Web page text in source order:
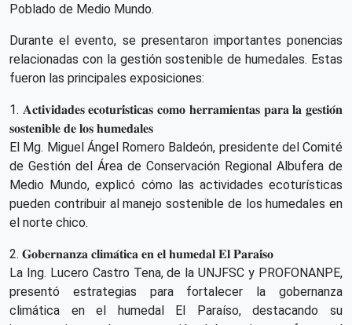
Poblado de Medio Mundo.
Durante el evento, se presentaron importantes ponencias
relacionadas con la gestión sostenible de humedales. Estas
fueron las principales exposiciones:
1. 𝐀𝐜𝐭𝐢𝐯𝐢𝐝𝐚𝐝𝐞𝐬 𝐞𝐜𝐨𝐭𝐮𝐫𝐢́𝐬𝐭𝐢𝐜𝐚𝐬 𝐜𝐨𝐦𝐨 𝐡𝐞𝐫𝐫𝐚𝐦𝐢𝐞𝐧𝐭𝐚𝐬 𝐩𝐚𝐫𝐚 𝐥𝐚 𝐠𝐞𝐬𝐭𝐢𝐨́𝐧
𝐬𝐨𝐬𝐭𝐞𝐧𝐢𝐛𝐥𝐞 𝐝𝐞 𝐥𝐨𝐬 𝐡𝐮𝐦𝐞𝐝𝐚𝐥𝐞𝐬
El Mg. Miguel Ángel Romero Baldeón, presidente del Comité
de Gestión del Área de Conservación Regional Albufera de
Medio Mundo, explicó cómo las actividades ecoturísticas
pueden contribuir al manejo sostenible de los humedales en
el norte chico.
2. 𝐆𝐨𝐛𝐞𝐫𝐧𝐚𝐧𝐳𝐚 𝐜𝐥𝐢𝐦𝐚́𝐭𝐢𝐜𝐚 𝐞𝐧 𝐞𝐥 𝐡𝐮𝐦𝐞𝐝𝐚𝐥 𝐄𝐥 𝐏𝐚𝐫𝐚𝐢́𝐬𝐨
La Ing. Lucero Castro Tena, de la UNJFSC y PROFONANPE,
presentó estrategias para fortalecer la gobernanza
climática en el humedal El Paraíso, destacando su